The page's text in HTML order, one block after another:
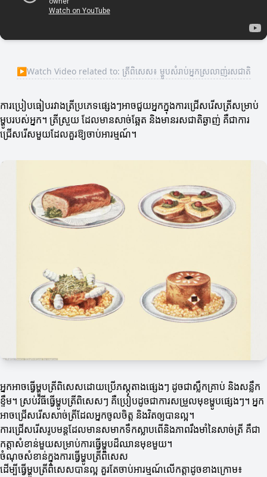
▶Watch Video related to: ត្រីពិសេស៖ ម្ហូបសំរាប់អ្នកស្រលាញ់រសជាតិ
ការប្រៀបធៀបរវាងត្រីប្រភេទផ្សេងៗអាចជួយអ្នកក្នុងការជ្រើសរើសត្រីសម្រាប់
ម្ហូបរបស់អ្នក។ ត្រីស្រួយ ដែលមានសាច់ឆ្អែត និងមានរសជាតិឆ្ងាញ់ គឺជាការ
ជ្រើសរើសមួយដែលគួរឱ្យចាប់អារម្មណ៍។
អ្នកអាចធ្វើម្ហូបត្រីពិសេសដោយប្រើភស្តុតាងផ្សេងៗ ដូចជាស្លឹកគ្រាប់ និងសន្លឹក
ខ្ទឹម។ ស្រប់វិធីធ្វើម្ហូបត្រីពិសេសៗ គឺប្រៀបដូចជាការសម្រួលមុខម្ហូបផ្សេងៗ។ អ្នក
អាចជ្រើសរើសសាច់ត្រីដែលអ្នកចូលចិត្ត និងវិតឲ្យបានល្អ។
ការជ្រើសរើសរូបមន្តដែលមានសមាកទឹកស្លាបពើនិងភាពរឹងមាំនៃសាច់ត្រី គឺជា
កត្តាសំខាន់មួយសម្រាប់ការធ្វើម្ហូបដ៏ឈានមុខមួយ។
ចំណុចសំខាន់ក្នុងការធ្វើម្ហូបត្រីពិសេស
ដើម្បីធ្វើម្ហូបត្រីពិសេសបានល្អ គួរតែចាប់អារម្មណ៍លើកត្តាដូចខាងក្រោម៖